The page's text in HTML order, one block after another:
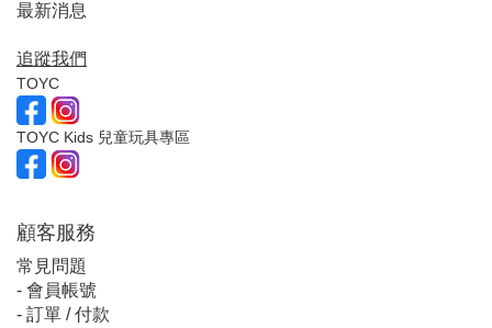
最新消息
追蹤我們
TOYC
TOYC Kids 兒童玩具專區
顧客服務
常見問題
- 會員帳號
- 訂單 / 付款